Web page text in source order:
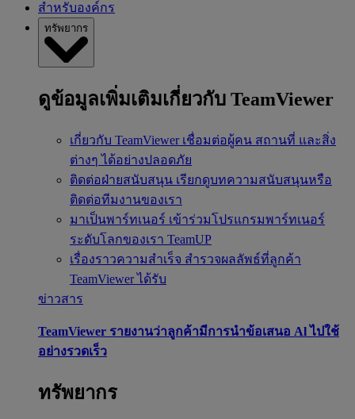
สำหรับองค์กร
ทรัพยากร
ดูข้อมูลเพิ่มเติมเกี่ยวกับ TeamViewer
เกี่ยวกับ TeamViewer เชื่อมต่อผู้คน สถานที่ และสิ่ง
ต่างๆ ได้อย่างปลอดภัย
ติดต่อฝ่ายสนับสนุน เรียกดูบทความสนับสนุนหรือ
ติดต่อทีมงานของเรา
มาเป็นพาร์ทเนอร์ เข้าร่วมโปรแกรมพาร์ทเนอร์
ระดับโลกของเรา TeamUP
เรื่องราวความสำเร็จ สำรวจผลลัพธ์ที่ลูกค้า
TeamViewer ได้รับ
ข่าวสาร
TeamViewer รายงานว่าลูกค้ามีการนำข้อเสนอ Al ไปใช้
อย่างรวดเร็ว
ทรัพยากร